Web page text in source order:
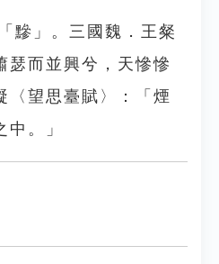
黲」。三國魏．王粲
瑟而並興兮，天慘慘
〈望思臺賦〉：「煙
。」